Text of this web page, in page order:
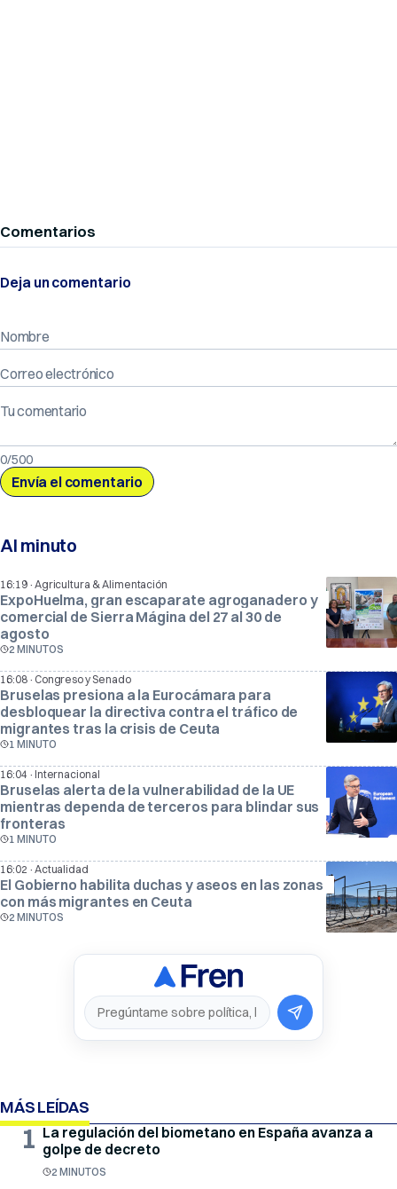
Al minuto
16:19· Agricultura & Alimentación
ExpoHuelma, gran escaparate agroganadero y
comercial de Sierra Mágina del 27 al 30 de
agosto
2 MINUTOS
16:08· Congreso y Senado
Bruselas presiona a la Eurocámara para
desbloquear la directiva contra el tráfico de
migrantes tras la crisis de Ceuta
1 MINUTO
16:04 · Internacional
Bruselas alerta de la vulnerabilidad de la UE
mientras dependa de terceros para blindar sus
fronteras
1 MINUTO
16:02 · Actualidad
El Gobierno habilita duchas y aseos en las zonas
con más migrantes en Ceuta
2 MINUTOS
MÁS LEÍDAS
1 La regulación del biometano en España avanza a
golpe de decreto
2 MINUTOS
Comentarios
Deja un comentario
Nombre
Correo electrónico
Tu comentario
0/500